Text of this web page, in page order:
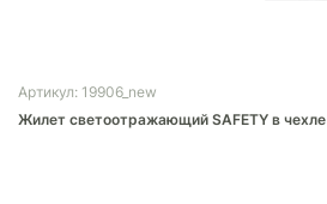
Артикул: 19906_new
Жилет светоотражающий SAFETY в чехле